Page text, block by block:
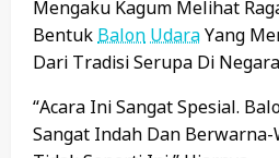
Mengaku Kagum Melihat
Bentuk Balon UdaraYang
Dari Tradisi Serupa Di
“Acara Ini Sangat Spesial.
Sangat Indah Dan Berwarna-